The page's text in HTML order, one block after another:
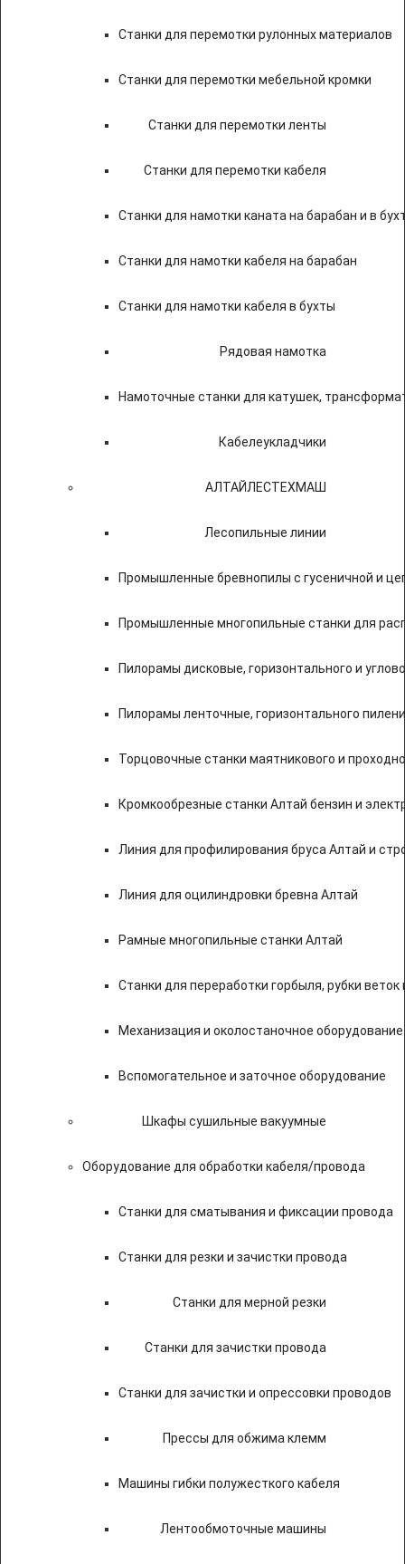
Станки для перемотки рулонных материалов
Станки для перемотки мебельной кромки
Станки для перемотки ленты
Станки для перемотки кабеля
Станки для намотки каната на барабан и в
Станки для намотки кабеля на барабан
Станки для намотки кабеля в бухты
Рядовая намотка
Намоточные станки для катушек,
Кабелеукладчики
АЛТАЙЛЕСТЕХМАШ
Лесопильные линии
Промышленные бревнопилы с гусеничной и
Промышленные многопильные станки для
Пилорамы дисковые, горизонтального и
Пилорамы ленточные, горизонтального
Торцовочные станки маятникового и
Кромкообрезные станки Алтай бензин и
Линия для профилирования бруса Алтай и
Линия для оцилиндровки бревна Алтай
Рамные многопильные станки Алтай
Станки для переработки горбыля, рубки веток
Механизация и околостаночное оборудование
Вспомогательное и заточное оборудование
Шкафы сушильные вакуумные
Оборудование для обработки кабеля/провода
Станки для сматывания и фиксации провода
Станки для резки и зачистки провода
Станки для мерной резки
Станки для зачистки провода
Станки для зачистки и опрессовки проводов
Прессы для обжима клемм
Машины гибки полужесткого кабеля
Лентообмоточные машины